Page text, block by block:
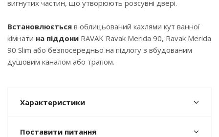
вигнутих частин, що утворюють розсувні двері.
Встановлюється в облицьований кахлями кут ванної
кімнати на піддони RAVAK Ravak Merida 90, Ravak Merida
90 Slim або безпосередньо на підлогу з вбудованим
душовим каналом або трапом.
Характеристики
Поставити питання